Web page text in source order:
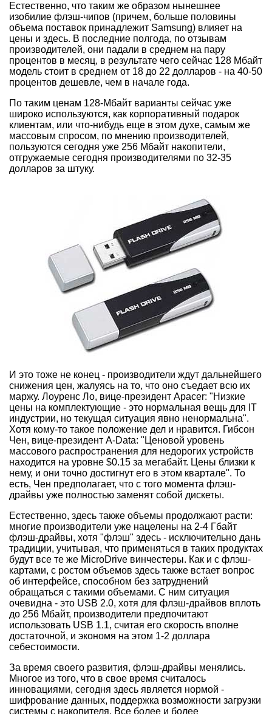
Естественно, что таким же образом нынешнее
изобилие флэш-чипов (причем, больше половины
объема поставок принадлежит Samsung) влияет на
цены и здесь. В последние полгода, по отзывам
производителей, они падали в среднем на пару
процентов в месяц, в результате чего сейчас 128 Мбайт
модель стоит в среднем от 18 до 22 долларов - на 40-50
процентов дешевле, чем в начале года.
По таким ценам 128-Мбайт варианты сейчас уже
широко используются, как корпоративный подарок
клиентам, или что-нибудь еще в этом духе, самым же
массовым спросом, по мнению производителей,
пользуются сегодня уже 256 Мбайт накопители,
отгружаемые сегодня производителями по 32-35
долларов за штуку.
И это тоже не конец - производители ждут дальнейшего
снижения цен, жалуясь на то, что оно съедает всю их
маржу. Лоуренс Ло, вице-президент Apacer: "Низкие
цены на комплектующие - это нормальная вещь для IT
индустрии, но текущая ситуация явно ненормальна".
Хотя кому-то такое положение дел и нравится. Гибсон
Чен, вице-президент A-Data: "Ценовой уровень
массового распространения для недорогих устройств
находится на уровне $0.15 за мегабайт. Цены близки к
нему, и они точно достигнут его в этом квартале". То
есть, Чен предполагает, что с того момента флэш-
драйвы уже полностью заменят собой дискеты.
Естественно, здесь также объемы продолжают расти:
многие производители уже нацелены на 2-4 Гбайт
флэш-драйвы, хотя "флэш" здесь - исключительно дань
традиции, учитывая, что применяться в таких продуктах
будут все те же MicroDrive винчестеры. Как и с флэш-
картами, с ростом объемов здесь также встает вопрос
об интерфейсе, способном без затруднений
обращаться с такими объемами. С ним ситуация
очевидна - это USB 2.0, хотя для флэш-драйвов вплоть
до 256 Мбайт, производители предпочитают
использовать USB 1.1, считая его скорость вполне
достаточной, и экономя на этом 1-2 доллара
себестоимости.
За время своего развития, флэш-драйвы менялись.
Многое из того, что в свое время считалось
инновациями, сегодня здесь является нормой -
шифрование данных, поддержка возможности загрузки
системы с накопителя. Все более и более